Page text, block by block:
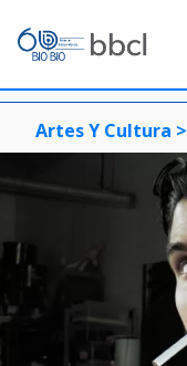
Artes Y Cultura >